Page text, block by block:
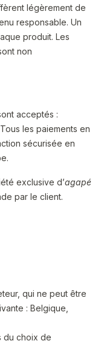
légèrement de
responsable. Un
produit. Les
non
acceptés :
les paiements en
sécurisée en
exclusive d’agapé
par le client.
qui ne peut être
: Belgique,
du choix de